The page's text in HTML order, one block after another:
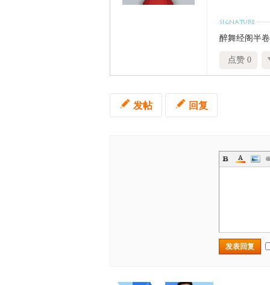
醉舞经阁半
点赞 0
发帖 回复
发表回复